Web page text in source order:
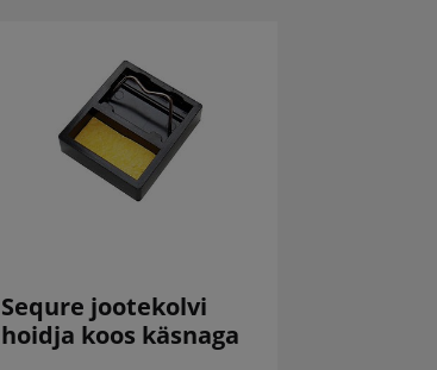
Sequre jootekolvi
hoidja koos käsnaga